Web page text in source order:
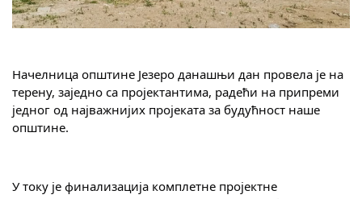
Активности
Обавјештења
Заштита од пожара
Начелница општине Језеро данашњи дан провела је на
терену, заједно са пројектантима, радећи на припреми
једног од најважнијих пројеката за будућност наше
општине.
У току је финализација комплетне пројектне